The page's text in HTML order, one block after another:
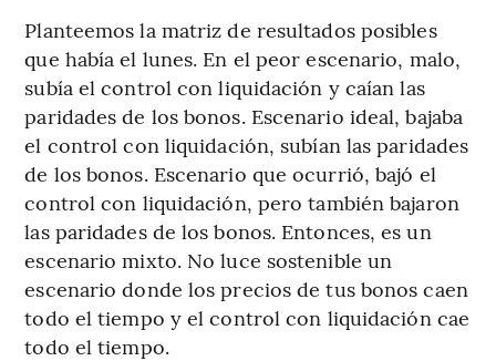
Planteemos la matriz de resultados posibles
que había el lunes. En el peor escenario, malo,
subía el control con liquidación y caían las
paridades de los bonos. Escenario ideal, bajaba
el control con liquidación, subían las paridades
de los bonos. Escenario que ocurrió, bajó el
control con liquidación, pero también bajaron
las paridades de los bonos. Entonces, es un
escenario mixto. No luce sostenible un
escenario donde los precios de tus bonos caen
todo el tiempo y el control con liquidación cae
todo el tiempo.